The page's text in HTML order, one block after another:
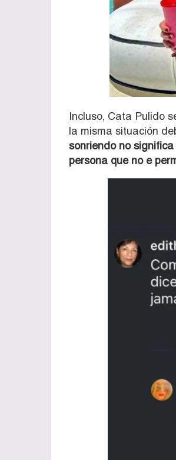
Incluso, Cata Pulido
la misma situación
sonriendo no
persona que no e